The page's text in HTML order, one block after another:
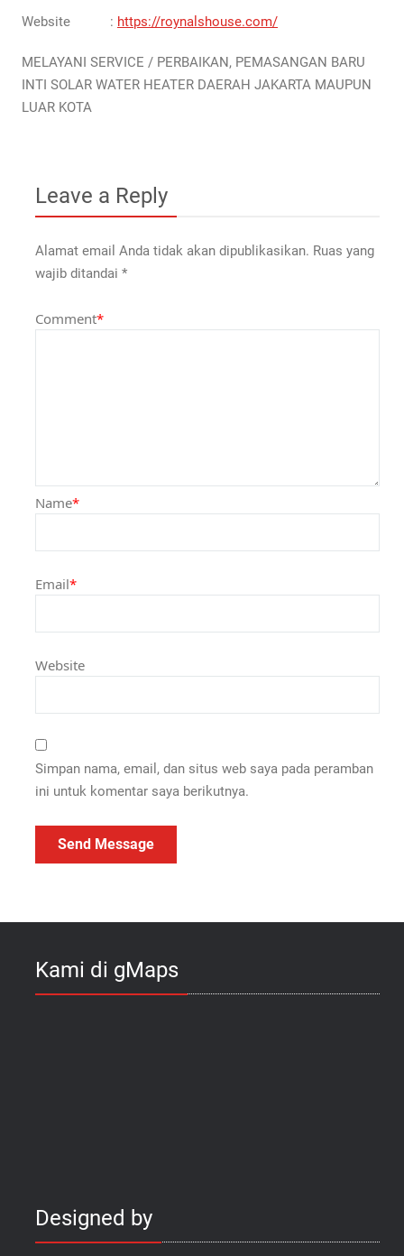
Website : https://roynalshouse.com/
MELAYANI SERVICE / PERBAIKAN, PEMASANGAN BARU
INTI SOLAR WATER HEATER DAERAH JAKARTA MAUPUN
LUAR KOTA
Leave a Reply
Alamat email Anda tidak akan dipublikasikan. Ruas yang
wajib ditandai *
Comment*
Name*
Email*
Website
Simpan nama, email, dan situs web saya pada peramban
ini untuk komentar saya berikutnya.
Kami di gMaps
Designed by